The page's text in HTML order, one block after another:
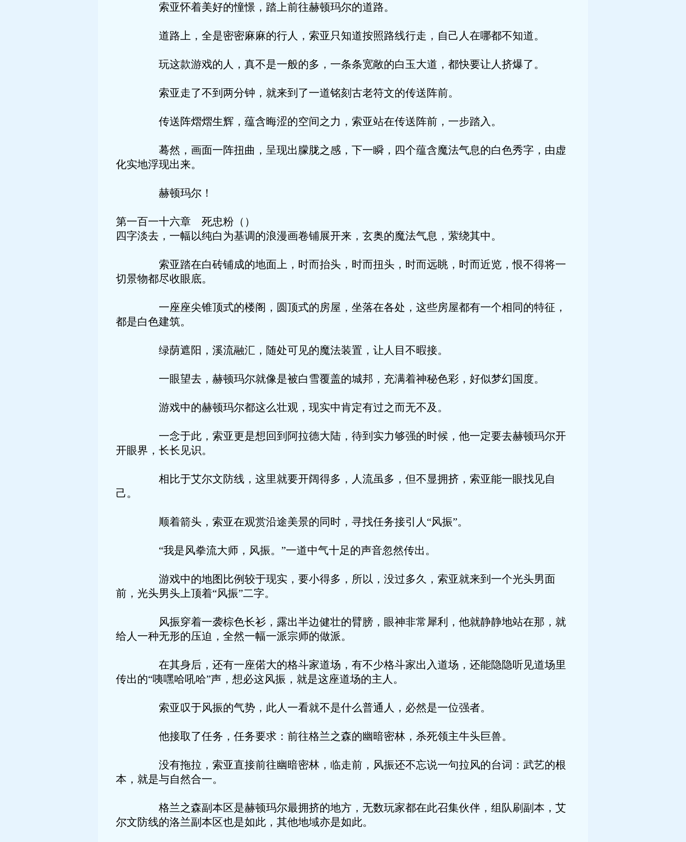
索亚怀着美好的憧憬，踏上前往赫顿玛尔的道路。
道路上，全是密密麻麻的行人，索亚只知道按照路线行走，自己人在哪都不知道。
玩这款游戏的人，真不是一般的多，一条条宽敞的白玉大道，都快要让人挤爆了。
索亚走了不到两分钟，就来到了一道铭刻古老符文的传送阵前。
传送阵熠熠生辉，蕴含晦涩的空间之力，索亚站在传送阵前，一步踏入。
蓦然，画面一阵扭曲，呈现出朦胧之感，下一瞬，四个蕴含魔法气息的白色秀字，由虚
化实地浮现出来。
赫顿玛尔！
第一百一十六章 死忠粉（）
四字淡去，一幅以纯白为基调的浪漫画卷铺展开来，玄奥的魔法气息，萦绕其中。
索亚踏在白砖铺成的地面上，时而抬头，时而扭头，时而远眺，时而近览，恨不得将一
切景物都尽收眼底。
一座座尖锥顶式的楼阁，圆顶式的房屋，坐落在各处，这些房屋都有一个相同的特征，
都是白色建筑。
绿荫遮阳，溪流融汇，随处可见的魔法装置，让人目不暇接。
一眼望去，赫顿玛尔就像是被白雪覆盖的城邦，充满着神秘色彩，好似梦幻国度。
游戏中的赫顿玛尔都这么壮观，现实中肯定有过之而无不及。
一念于此，索亚更是想回到阿拉德大陆，待到实力够强的时候，他一定要去赫顿玛尔开
开眼界，长长见识。
相比于艾尔文防线，这里就要开阔得多，人流虽多，但不显拥挤，索亚能一眼找见自
己。
顺着箭头，索亚在观赏沿途美景的同时，寻找任务接引人“风振”。
“我是风拳流大师，风振。”一道中气十足的声音忽然传出。
游戏中的地图比例较于现实，要小得多，所以，没过多久，索亚就来到一个光头男面
前，光头男头上顶着“风振”二字。
风振穿着一袭棕色长衫，露出半边健壮的臂膀，眼神非常犀利，他就静静地站在那，就
给人一种无形的压迫，全然一幅一派宗师的做派。
在其身后，还有一座偌大的格斗家道场，有不少格斗家出入道场，还能隐隐听见道场里
传出的“咦嘿哈吼哈”声，想必这风振，就是这座道场的主人。
索亚叹于风振的气势，此人一看就不是什么普通人，必然是一位强者。
他接取了任务，任务要求：前往格兰之森的幽暗密林，杀死领主牛头巨兽。
没有拖拉，索亚直接前往幽暗密林，临走前，风振还不忘说一句拉风的台词：武艺的根
本，就是与自然合一。
格兰之森副本区是赫顿玛尔最拥挤的地方，无数玩家都在此召集伙伴，组队刷副本，艾
尔文防线的洛兰副本区也是如此，其他地域亦是如此。